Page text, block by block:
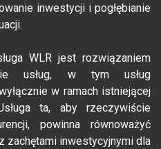
inwestycji i pogłębianie
WLR jest rozwiązaniem
usług, w tym usług
w ramach istniejącej
ta, aby rzeczywiście
powinna równoważyć
zachętami inwestycyjnymi dla